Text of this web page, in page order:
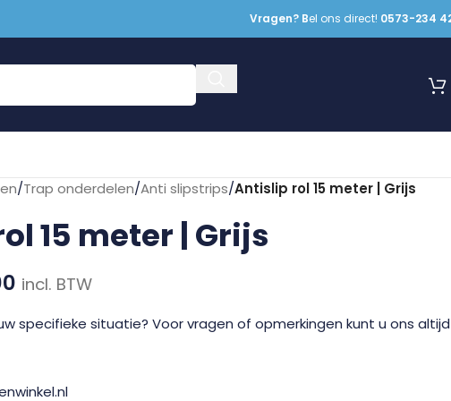
Vragen? Bel ons direct! 0573-234
/Trap onderdelen/Anti slipstrips/Antislip rol 15 meter | Grijs
15 meter | Grijs
incl. BTW
specifieke situatie? Voor vragen of opmerkingen kunt u ons altijd